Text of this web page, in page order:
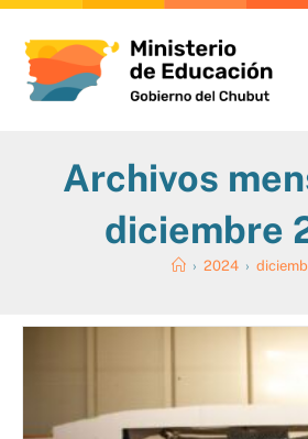
Archivos
diciembre
› 2024 ›